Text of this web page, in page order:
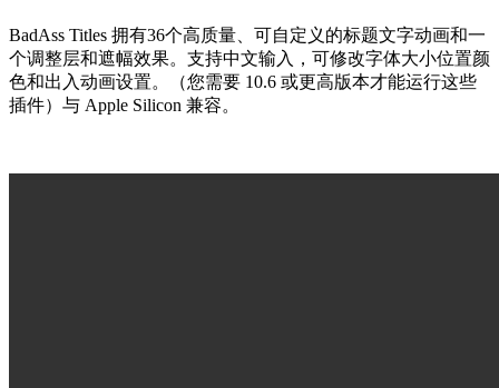
BadAss Titles 拥有36个高质量、可自定义的标题文字动画和一
个调整层和遮幅效果。支持中文输入，可修改字体大小位置颜
色和出入动画设置。（您需要 10.6 或更高版本才能运行这些
插件）与 Apple Silicon 兼容。